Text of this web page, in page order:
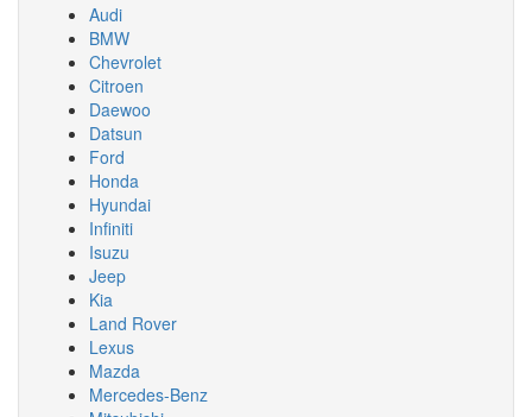
Audi
BMW
Chevrolet
Citroen
Daewoo
Datsun
Ford
Honda
Hyundai
Infiniti
Isuzu
Jeep
Kia
Land Rover
Lexus
Mazda
Mercedes-Benz